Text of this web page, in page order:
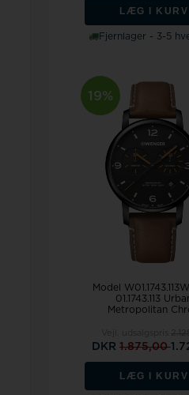
Swiss
LÆG I KURV
Fjernlager - 3-5
19%
Model
01.1743.113
Metropolitan
DKR 1.875,00
LÆG I KURV